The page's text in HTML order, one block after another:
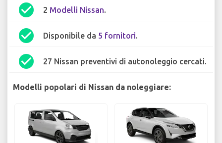
check_circle 2 Modelli Nissan.
check_circle Disponibile da 5 fornitori.
check_circle 27 Nissan preventivi di autonoleggio cercati.
Modelli popolari di Nissan da noleggiare: